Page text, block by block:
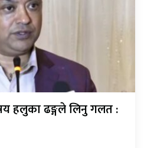
हलुका ढङ्गले लिनु गलत :